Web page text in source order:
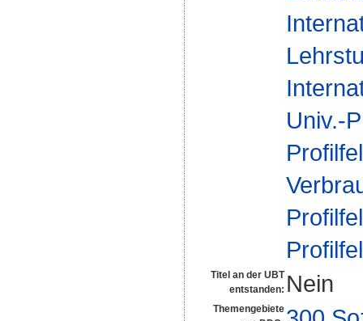
Univ.-
Titel an der UBT
entstanden: Nein
Themengebiete